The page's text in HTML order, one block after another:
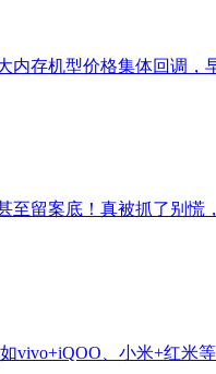
内存机型价格集体回调，
至留案底！真被抓了别慌
vivo+iQOO、小米+红米